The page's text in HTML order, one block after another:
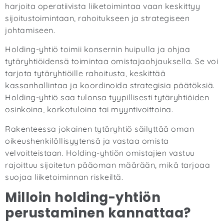
harjoita operatiivista liiketoimintaa vaan keskittyy
sijoitustoimintaan, rahoitukseen ja strategiseen
johtamiseen.
Holding-yhtiö toimii konsernin huipulla ja ohjaa
tytäryhtiöidensä toimintaa omistajaohjauksella. Se voi
tarjota tytäryhtiöille rahoitusta, keskittää
kassanhallintaa ja koordinoida strategisia päätöksiä.
Holding-yhtiö saa tulonsa tyypillisesti tytäryhtiöiden
osinkoina, korkotuloina tai myyntivoittoina.
Rakenteessa jokainen tytäryhtiö säilyttää oman
oikeushenkilöllisyytensä ja vastaa omista
velvoitteistaan. Holding-yhtiön omistajien vastuu
rajoittuu sijoitetun pääoman määrään, mikä tarjoaa
suojaa liiketoiminnan riskeiltä.
Milloin holding-yhtiön
perustaminen kannattaa?